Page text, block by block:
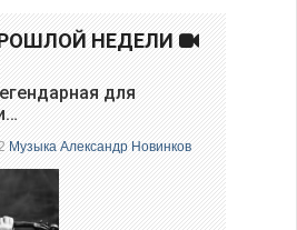
НЕДЕЛИ
для
Музыка Александр Новинков